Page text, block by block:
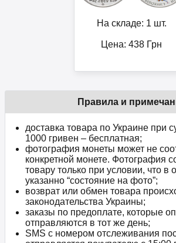
На складе: 1 шт.
Цена: 438 Грн
Правила и
доставка товара по Украине при
1000 гривен – бесплатная;
фотография монеты может не
конкретной монете. Фотография
товару только при условии, что в
указанно “состояние на фото”;
возврат или обмен товара
законодательства Украины;
заказы по предоплате, которые
отправляются в тот же день;
SMS с номером отслеживания